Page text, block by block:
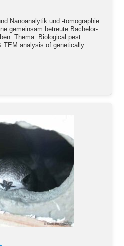
Nanoanalytik und -tomographie
gemeinsam betreute Bachelor-
Thema: Biological pest
TEM analysis of genetically